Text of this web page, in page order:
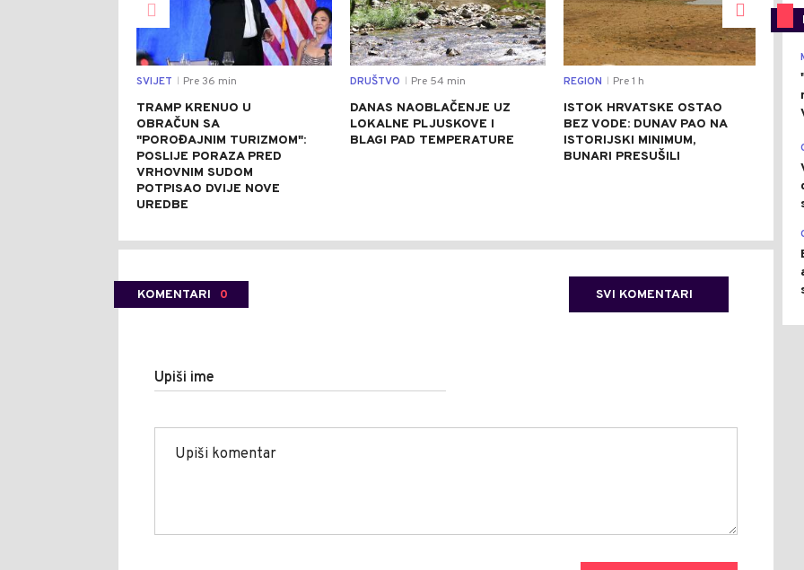
SVIJET Pre 36 min
TRAMP KRENUO U
OBRAČUN SA
"POROĐAJNIM TURIZMOM":
POSLIJE PORAZA PRED
VRHOVNIM SUDOM
POTPISAO DVIJE NOVE
UREDBE
DRUŠTVO Pre 54 min
DANAS NAOBLAČENJE UZ
LOKALNE PLJUSKOVE I
BLAGI PAD TEMPERATURE
REGION Pre 1 h
ISTOK HRVATSKE OSTAO
BEZ VODE: DUNAV PAO NA
ISTORIJSKI MINIMUM,
BUNARI PRESUŠILI
KOMENTARI 0 SVI KOMENTARI
Upiši ime